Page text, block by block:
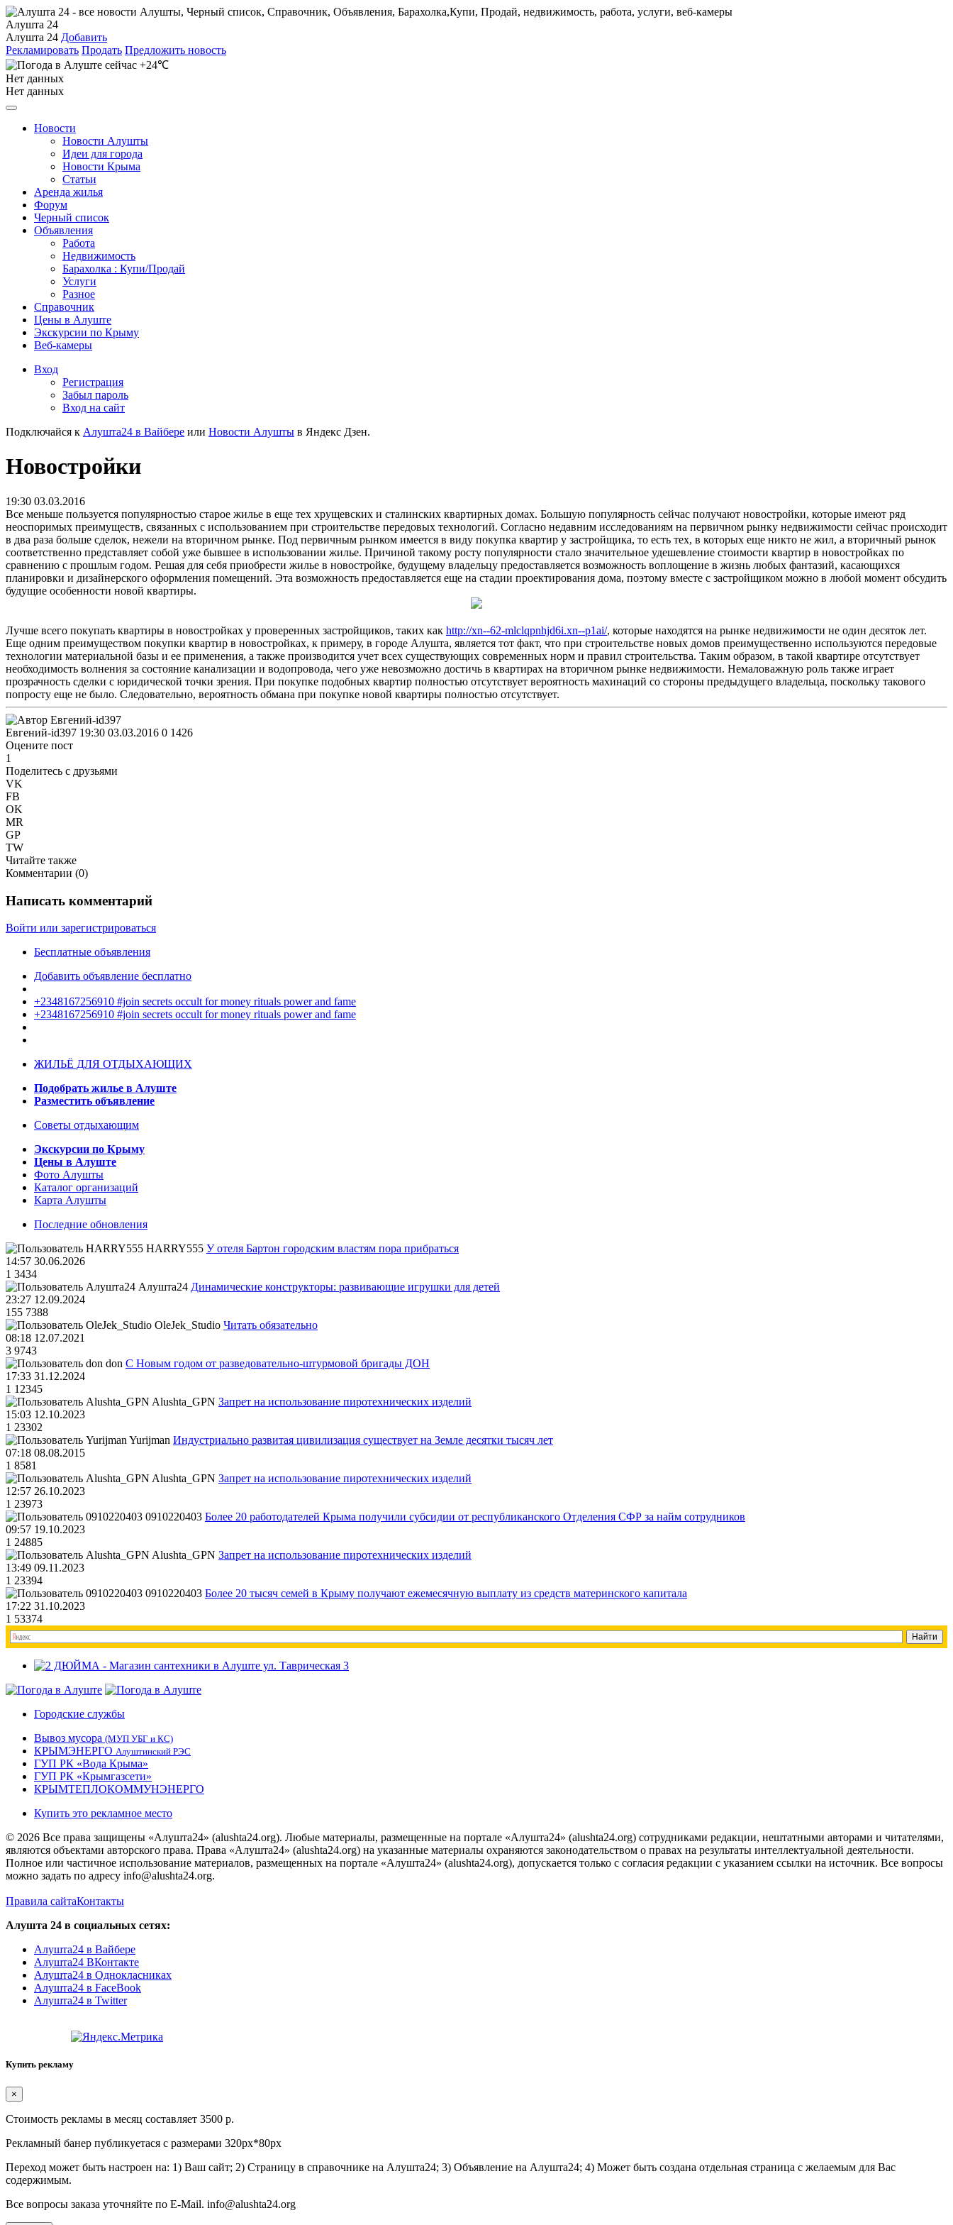
Алушта 24
Алушта 24 Добавить
Рекламировать Продать Предложить новость
+24℃
Нет данных
Нет данных
Новости
Новости Алушты
Идеи для города
Новости Крыма
Статьи
Аренда жилья
Форум
Черный список
Объявления
Работа
Недвижимость
Барахолка : Купи/Продай
Услуги
Разное
Справочник
Цены в Алуште
Экскурсии по Крыму
Веб-камеры
Вход
Регистрация
Забыл пароль
Вход на сайт
Подключайся к Алушта24 в Вайбере или Новости Алушты в Яндекс Дзен.
Новостройки
19:30 03.03.2016
Все меньше пользуется популярностью старое жилье в еще тех хрущевских и сталинских квартирных домах. Большую популярность сейчас получают новостройки, которые имеют ряд
неоспоримых преимуществ, связанных с использованием при строительстве передовых технологий. Согласно недавним исследованиям на первичном рынку недвижимости сейчас происходит
в два раза больше сделок, нежели на вторичном рынке. Под первичным рынком имеется в виду покупка квартир у застройщика, то есть тех, в которых еще никто не жил, а вторичный рынок
соответственно представляет собой уже бывшее в использовании жилье. Причиной такому росту популярности стало значительное удешевление стоимости квартир в новостройках по
сравнению с прошлым годом. Решая для себя приобрести жилье в новостройке, будущему владельцу предоставляется возможность воплощение в жизнь любых фантазий, касающихся
планировки и дизайнерского оформления помещений. Эта возможность предоставляется еще на стадии проектирования дома, поэтому вместе с застройщиком можно в любой момент обсудить
будущие особенности новой квартиры.
Лучше всего покупать квартиры в новостройках у проверенных застройщиков, таких как http://xn--62-mlclqpnhjd6i.xn--p1ai/, которые находятся на рынке недвижимости не один десяток лет.
Еще одним преимуществом покупки квартир в новостройках, к примеру, в городе Алушта, является тот факт, что при строительстве новых домов преимущественно используются передовые
технологии материальной базы и ее применения, а также производится учет всех существующих современных норм и правил строительства. Таким образом, в такой квартире отсутствует
необходимость волнения за состояние канализации и водопровода, чего уже невозможно достичь в квартирах на вторичном рынке недвижимости. Немаловажную роль также играет
прозрачность сделки с юридической точки зрения. При покупке подобных квартир полностью отсутствует вероятность махинаций со стороны предыдущего владельца, поскольку такового
попросту еще не было. Следовательно, вероятность обмана при покупке новой квартиры полностью отсутствует.
Евгений-id397 19:30 03.03.2016 0 1426
Оцените пост
1
Поделитесь с друзьями
VK
FB
OK
MR
GP
TW
Читайте также
Комментарии (0)
Написать комментарий
Войти или зарегистрироваться
Бесплатные объявления
Добавить объявление бесплатно
+2348167256910 #join secrets occult for money rituals power and fame
+2348167256910 #join secrets occult for money rituals power and fame
ЖИЛЬЁ ДЛЯ ОТДЫХАЮЩИХ
Подобрать жилье в Алуште
Разместить объявление
Советы отдыхающим
Экскурсии по Крыму
Цены в Алуште
Фото Алушты
Каталог организаций
Карта Алушты
Последние обновления
HARRY555 У отеля Бартон городским властям пора прибраться
14:57 30.06.2026
1 3434
Алушта24 Динамические конструкторы: развивающие игрушки для детей
23:27 12.09.2024
155 7388
OleJek_Studio Читать обязательно
08:18 12.07.2021
3 9743
don С Новым годом от разведовательно-штурмовой бригады ДОН
17:33 31.12.2024
1 12345
Alushta_GPN Запрет на использование пиротехнических изделий
15:03 12.10.2023
1 23302
Yurijman Индустриально развитая цивилизация существует на Земле десятки тысяч лет
07:18 08.08.2015
1 8581
Alushta_GPN Запрет на использование пиротехнических изделий
12:57 26.10.2023
1 23973
0910220403 Более 20 работодателей Крыма получили субсидии от республиканского Отделения СФР за найм сотрудников
09:57 19.10.2023
1 24885
Alushta_GPN Запрет на использование пиротехнических изделий
13:49 09.11.2023
1 23394
0910220403 Более 20 тысяч семей в Крыму получают ежемесячную выплату из средств материнского капитала
17:22 31.10.2023
1 53374
Городские службы
Вывоз мусора (МУП УБГ и КС)
КРЫМЭНЕРГО Алуштинский РЭС
ГУП РК «Вода Крыма»
ГУП РК «Крымгазсети»
КРЫМТЕПЛОКОММУНЭНЕРГО
Купить это рекламное место
© 2026 Все права защищены «Алушта24» (alushta24.org). Любые материалы, размещенные на портале «Алушта24» (alushta24.org) сотрудниками редакции, нештатными авторами и читателями,
являются объектами авторского права. Права «Алушта24» (alushta24.org) на указанные материалы охраняются законодательством о правах на результаты интеллектуальной деятельности.
Полное или частичное использование материалов, размещенных на портале «Алушта24» (alushta24.org), допускается только с согласия редакции с указанием ссылки на источник. Все вопросы
можно задать по адресу info@alushta24.org.
Правила сайтаКонтакты
Алушта 24 в социальных сетях:
Алушта24 в Вайбере
Алушта24 ВКонтакте
Алушта24 в Однокласниках
Алушта24 в FaceBook
Алушта24 в Twitter
Купить рекламу
×
Стоимость рекламы в месяц составляет 3500 р.
Рекламный банер публикуетася с размерами 320px*80px
Переход может быть настроен на: 1) Ваш сайт; 2) Страницу в справочнике на Алушта24; 3) Объявление на Алушта24; 4) Может быть создана отдельная страница с желаемым для Вас
содержимым.
Все вопросы заказа уточняйте по E-Mail. info@alushta24.org